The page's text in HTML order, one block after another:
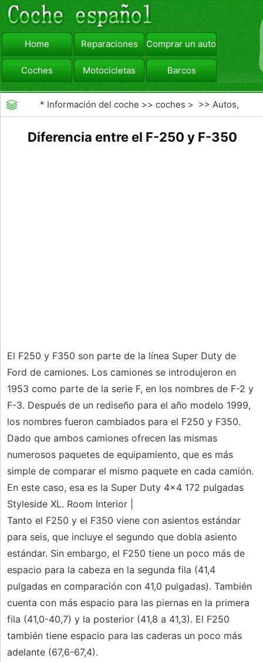
Home Reparaciones Comprar un automóvil
Coches Motocicletas Barcos
viajar Camiones
* Información del coche >>coches > >>Autos,
Diferencia entre el F-250 y F-350
El F250 y F350 son parte de la línea Super Duty de
Ford de camiones. Los camiones se introdujeron en
1953 como parte de la serie F, en los nombres de F-2 y
F-3. Después de un rediseño para el año modelo 1999,
los nombres fueron cambiados para el F250 y F350.
Dado que ambos camiones ofrecen las mismas
numerosos paquetes de equipamiento, que es más
simple de comparar el mismo paquete en cada camión.
En este caso, esa es la Super Duty 4x4 172 pulgadas
Styleside XL. Room Interior |
Tanto el F250 y el F350 viene con asientos estándar
para seis, que incluye el segundo que dobla asiento
estándar. Sin embargo, el F250 tiene un poco más de
espacio para la cabeza en la segunda fila (41,4
pulgadas en comparación con 41,0 pulgadas). También
cuenta con más espacio para las piernas en la primera
fila (41,0-40,7) y la posterior (41,8 a 41,3). El F250
también tiene espacio para las caderas un poco más
adelante (67,6-67,4).